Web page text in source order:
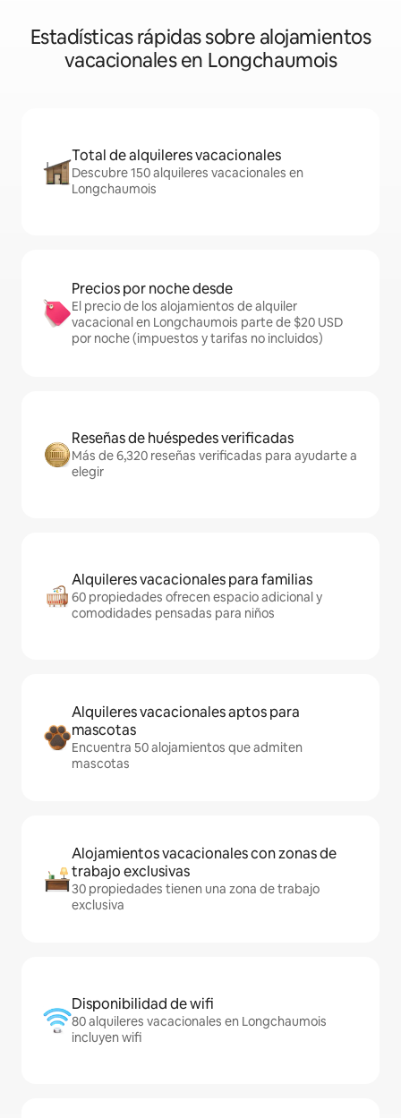
Estadísticas rápidas sobre alojamientos
vacacionales en Longchaumois
Total de alquileres vacacionales
Descubre 150 alquileres vacacionales en
Longchaumois
Precios por noche desde
El precio de los alojamientos de alquiler
vacacional en Longchaumois parte de $20 USD
por noche (impuestos y tarifas no incluidos)
Reseñas de huéspedes verificadas
Más de 6,320 reseñas verificadas para ayudarte a
elegir
Alquileres vacacionales para familias
60 propiedades ofrecen espacio adicional y
comodidades pensadas para niños
Alquileres vacacionales aptos para
mascotas
Encuentra 50 alojamientos que admiten
mascotas
Alojamientos vacacionales con zonas de
trabajo exclusivas
30 propiedades tienen una zona de trabajo
exclusiva
Disponibilidad de wifi
80 alquileres vacacionales en Longchaumois
incluyen wifi